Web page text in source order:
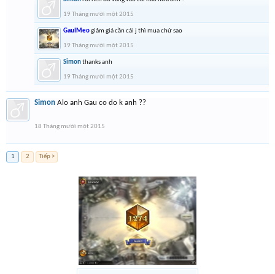
19 Tháng mười một 2015
GauIMeogiảm giá cần cái j thì mua chứ sao
19 Tháng mười một 2015
Simonthanks anh
19 Tháng mười một 2015
Simon Alo anh Gau co do k anh ??
18 Tháng mười một 2015
1 2 Tiếp >